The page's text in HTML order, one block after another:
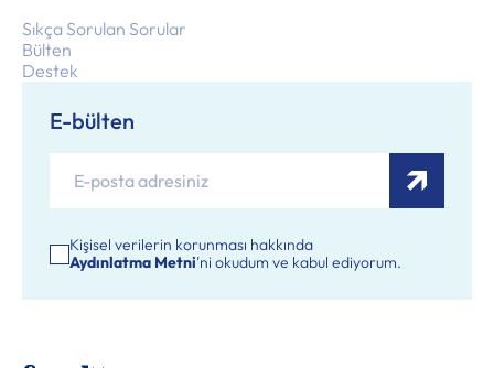
Sıkça Sorulan Sorular
Bülten
Destek
E-bülten
Kişisel verilerin korunması hakkında
Aydınlatma Metni'ni okudum ve kabul ediyorum.